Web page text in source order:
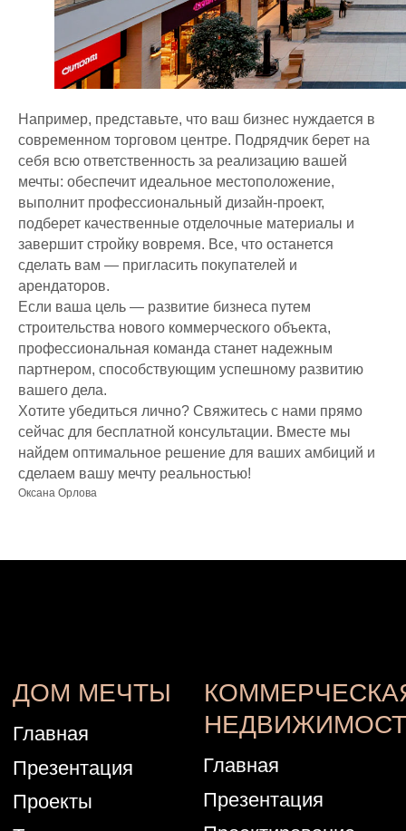
Например, представьте, что ваш бизнес нуждается в
современном торговом центре. Подрядчик берет на
себя всю ответственность за реализацию вашей
мечты: обеспечит идеальное местоположение,
выполнит профессиональный дизайн-проект,
подберет качественные отделочные материалы и
завершит стройку вовремя. Все, что останется
сделать вам — пригласить покупателей и
арендаторов.
Если ваша цель — развитие бизнеса путем
строительства нового коммерческого объекта,
профессиональная команда станет надежным
партнером, способствующим успешному развитию
вашего дела.
Хотите убедиться лично? Свяжитесь с нами прямо
сейчас для бесплатной консультации. Вместе мы
найдем оптимальное решение для ваших амбиций и
сделаем вашу мечту реальностью!
Оксана Орлова
ДОКУМЕНТЫ
Согласие на обработку
персональных данных
(для поставщиков)
sk.brait-snab@yandex.ru